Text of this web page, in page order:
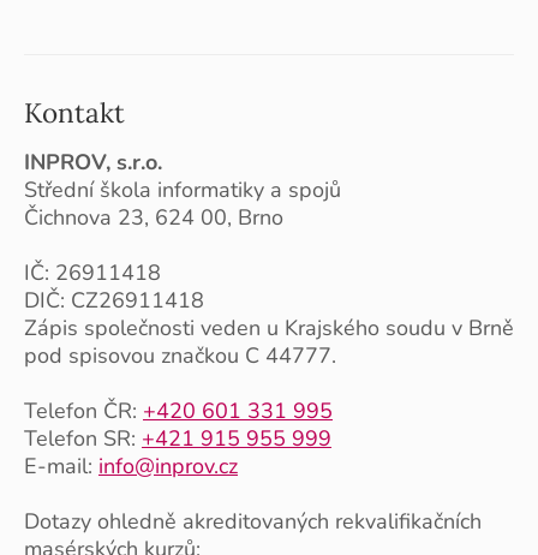
Kontakt
INPROV, s.r.o.
Střední škola informatiky a spojů
Čichnova 23, 624 00, Brno
IČ: 26911418
DIČ: CZ26911418
Zápis společnosti veden u Krajského soudu v Brně
pod spisovou značkou C 44777.
Telefon ČR: +420 601 331 995
Telefon SR: +421 915 955 999
E-mail: info@inprov.cz
Dotazy ohledně akreditovaných rekvalifikačních
masérských kurzů: